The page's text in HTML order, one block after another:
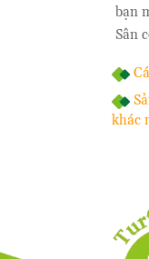
bạn
Sân
khác